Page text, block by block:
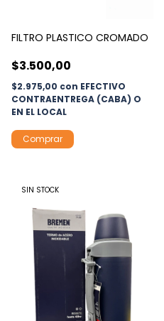
FILTRO PLASTICO CROMADO
$3.500,00
$2.975,00 con EFECTIVO
CONTRAENTREGA (CABA) O
EN EL LOCAL
SIN STOCK